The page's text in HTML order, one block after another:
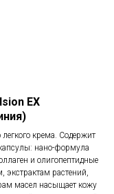
EX
крема. Содержит
нано-формула
и олигопептидные
растений,
масел насыщает кожу